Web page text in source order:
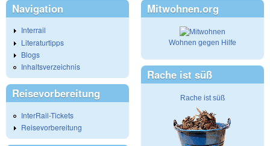
Navigation
Interrail
Literaturtipps
Blogs
Inhaltsverzeichnis
Reisevorbereitung
InterRail-Tickets
Reisevorbereitung
Mitwohnen.org
Wohnen gegen Hilfe
Rache ist süß
Rache ist süß